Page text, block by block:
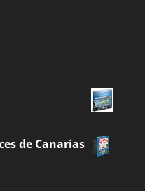
de Canarias